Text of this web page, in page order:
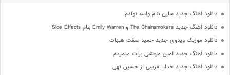
دانلود آهنگ جدید سارن بنام واسه تولدم
دانلود آهنگ جدید The Chainsmokers و Emily Warren بنام Side Effects
دانلود موزیک ویدوی جدید حمید صفت هیهات
دانلود آهنگ جدید امین مرعشی برات میمردم
دانلود آهنگ جدید خدایا مرسی از حسین تهی